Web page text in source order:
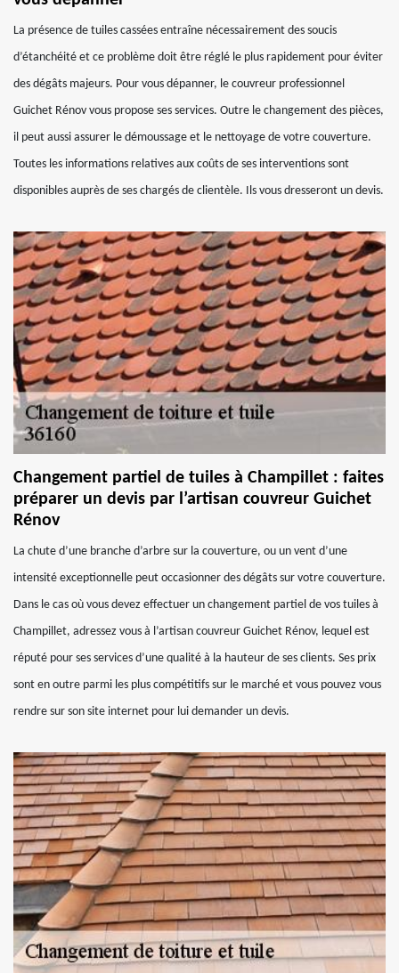
La présence de tuiles cassées entraîne nécessairement des soucis
d’étanchéité et ce problème doit être réglé le plus rapidement pour éviter
des dégâts majeurs. Pour vous dépanner, le couvreur professionnel
Guichet Rénov vous propose ses services. Outre le changement des pièces,
il peut aussi assurer le démoussage et le nettoyage de votre couverture.
Toutes les informations relatives aux coûts de ses interventions sont
disponibles auprès de ses chargés de clientèle. Ils vous dresseront un devis.
Changement partiel de tuiles à Champillet : faites
préparer un devis par l’artisan couvreur Guichet
Rénov
La chute d’une branche d’arbre sur la couverture, ou un vent d’une
intensité exceptionnelle peut occasionner des dégâts sur votre couverture.
Dans le cas où vous devez effectuer un changement partiel de vos tuiles à
Champillet, adressez vous à l’artisan couvreur Guichet Rénov, lequel est
réputé pour ses services d’une qualité à la hauteur de ses clients. Ses prix
sont en outre parmi les plus compétitifs sur le marché et vous pouvez vous
rendre sur son site internet pour lui demander un devis.